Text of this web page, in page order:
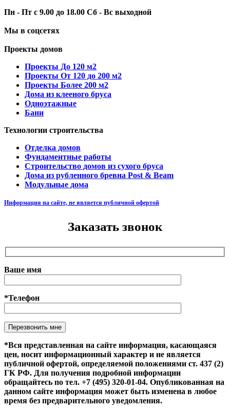
Пн - Пт с 9.00 до 18.00 Сб - Вс выходной
Мы в соцсетях
Проекты домов
Проекты До 120 м2
Проекты От 120 до 200 м2
Проекты Более 200 м2
Дома из клееного бруса
Одноэтажные
Бани
Технологии строительства
Отделка домов
Фундаментные работы
Строительство домов из сухого бруса
Дома из рубленного бревна Post & Beam
Модульные дома
Информация на сайте, не является публичной офертой
Заказать звонок
Ваше имя
*Телефон
Оставьте это поле пустым.
*Вся представленная на сайте информация, касающаяся
цен, носит информационный характер и не является
публичной офертой, определяемой положениями ст. 437 (2)
ГК РФ. Для получения подробной информации
обращайтесь по тел. +7 (495) 320-01-04. Опубликованная на
данном сайте информация может быть изменена в любое
время без предварительного уведомления.